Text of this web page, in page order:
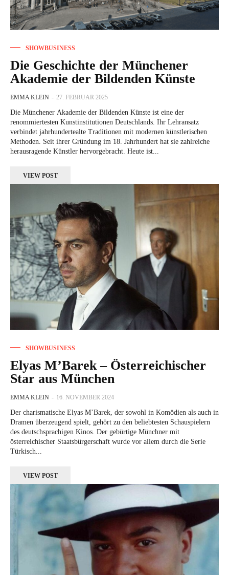
SHOWBUSINESS
Die Geschichte der Münchener
Akademie der Bildenden Künste
EMMA KLEIN - 27. FEBRUAR 2025
Die Münchener Akademie der Bildenden Künste ist eine der
renommiertesten Kunstinstitutionen Deutschlands. Ihr Lehransatz
verbindet jahrhundertealte Traditionen mit modernen künstlerischen
Methoden. Seit ihrer Gründung im 18. Jahrhundert hat sie zahlreiche
herausragende Künstler hervorgebracht. Heute ist...
VIEW POST
SHOWBUSINESS
Elyas M’Barek – Österreichischer
Star aus München
EMMA KLEIN - 16. NOVEMBER 2024
Der charismatische Elyas M’Barek, der sowohl in Komödien als auch in
Dramen überzeugend spielt, gehört zu den beliebtesten Schauspielern
des deutschsprachigen Kinos. Der gebürtige Münchner mit
österreichischer Staatsbürgerschaft wurde vor allem durch die Serie
Türkisch...
VIEW POST